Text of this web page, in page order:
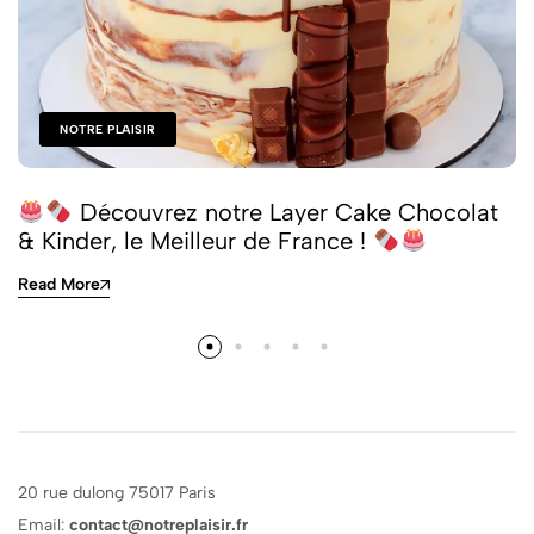
NOTRE PLAISIR
Découvrez notre Layer Cake Chocolat
& Kinder, le Meilleur de France !
Read More
20 rue dulong 75017 Paris
Email: contact@notreplaisir.fr